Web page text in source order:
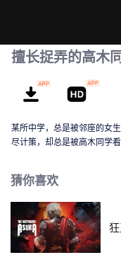
擅长捉弄的高木
某所中学，总是被邻座的女
尽计策，却总是被高木同学
猜你喜欢